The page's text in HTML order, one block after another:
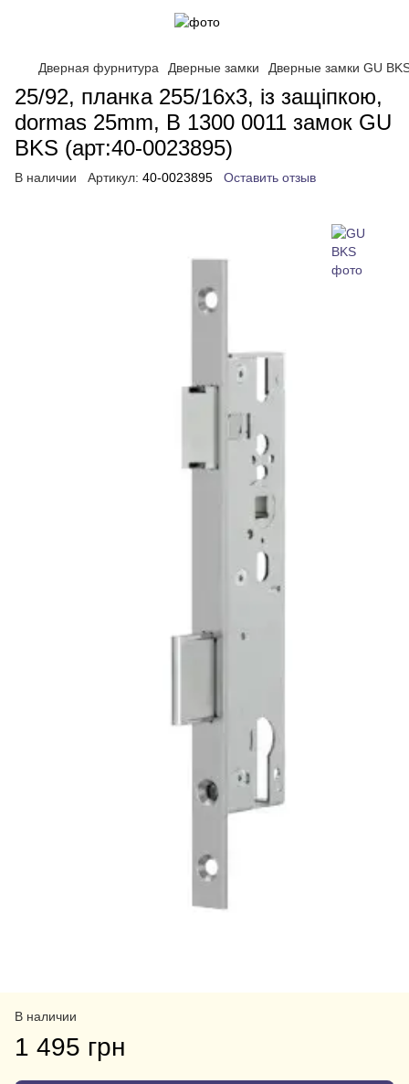
Дверная фурнитура Дверные замки Дверные замки GU
25/92, планка 255/16x3, із защiпкою,
dormas 25mm, B 1300 0011 замок GU
BKS (арт:40-0023895)
В наличии Артикул: 40-0023895 Оставить отзыв
В наличии
1 495 грн